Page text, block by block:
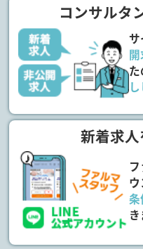
コンサルタ
新着求